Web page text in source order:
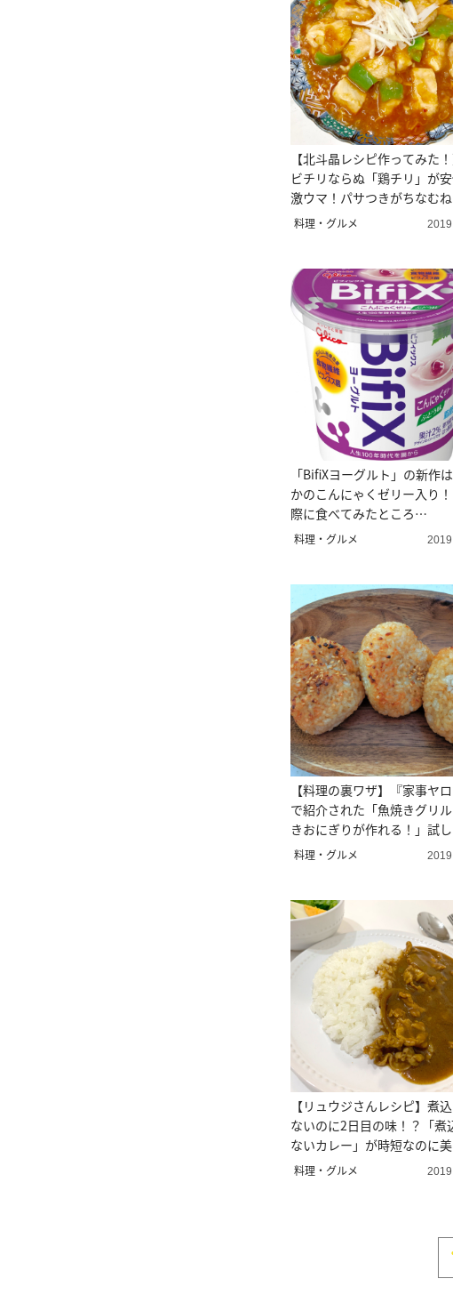
【北斗晶レシピ作ってみた
ビチリならぬ「鶏チリ」が
激ウマ！パサつきがちなむ
プリップリ
料理・グルメ
「BifiXヨーグルト」の新作
かのこんにゃくゼリー入り
際に食べてみたところ…
料理・グルメ
【料理の裏ワザ】『家事ヤロ
で紹介された「魚焼きグリ
きおにぎりが作れる！」試
た
料理・グルメ
【リュウジさんレシピ】煮
ないのに2日目の味！？「煮
ないカレー」が時短なのに
すぎ♡
料理・グルメ